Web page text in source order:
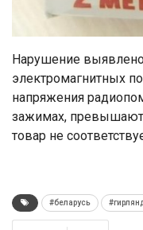
Нарушение
электромагнитных
напряжения
зажимах,
товар не
#беларусь